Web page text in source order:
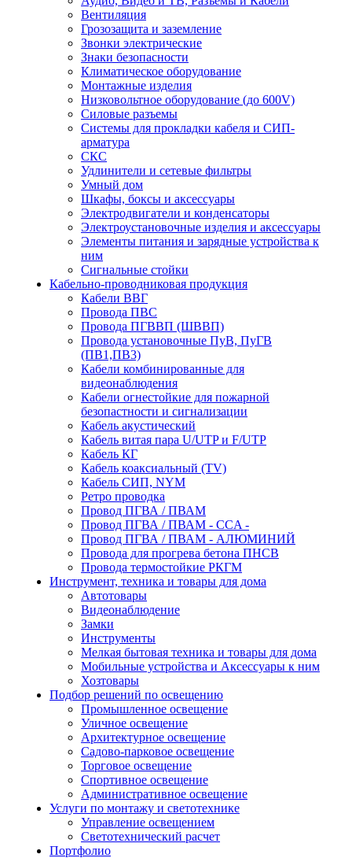
Вентиляция
Грозозащита и заземление
Звонки электрические
Знаки безопасности
Климатическое оборудование
Монтажные изделия
Низковольтное оборудование (до 600V)
Силовые разъемы
Системы для прокладки кабеля и СИП-
арматура
СКС
Удлинители и сетевые фильтры
Умный дом
Шкафы, боксы и аксессуары
Электродвигатели и конденсаторы
Электроустановочные изделия и аксессуары
Элементы питания и зарядные устройства к
ним
Сигнальные стойки
Кабельно-проводниковая продукция
Кабели ВВГ
Провода ПВС
Провода ПГВВП (ШВВП)
Провода установочные ПуВ, ПуГВ
(ПВ1,ПВ3)
Кабели комбинированные для
видеонаблюдения
Кабели огнестойкие для пожарной
безопастности и сигнализации
Кабель акустический
Кабель витая пара U/UTP и F/UTP
Кабель КГ
Кабель коаксиальный (TV)
Кабель СИП, NYM
Ретро проводка
Провод ПГВА / ПВАМ
Провод ПГВА / ПВАМ - CCA -
Провод ПГВА / ПВАМ - АЛЮМИНИЙ
Провода для прогрева бетона ПНСВ
Провода термостойкие РКГМ
Инструмент, техника и товары для дома
Автотовары
Видеонаблюдение
Замки
Инструменты
Мелкая бытовая техника и товары для дома
Мобильные устройства и Аксессуары к ним
Хозтовары
Подбор решений по освещению
Промышленное освещение
Уличное освещение
Архитектурное освещение
Садово-парковое освещение
Торговое освещение
Спортивное освещение
Административное освещение
Услуги по монтажу и светотехнике
Управление освещением
Светотехнический расчет
Портфолио